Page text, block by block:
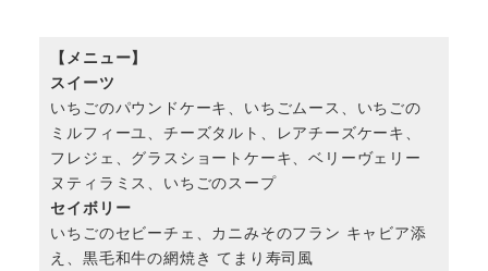
【メニュー】
スイーツ
いちごのパウンドケーキ、いちごムース、いちごの
ミルフィーユ、チーズタルト、レアチーズケーキ、
フレジェ、グラスショートケーキ、ベリーヴェリー
ヌティラミス、いちごのスープ
セイボリー
いちごのセビーチェ、カニみそのフラン キャビア添
え、黒毛和牛の網焼き てまり寿司風